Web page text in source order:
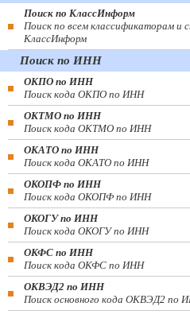
Поиск по КлассИнформ
Поиск по всем классификаторам и
КлассИнформ
Поиск по ИНН
ОКПО по ИНН
Поиск кода ОКПО по ИНН
ОКТМО по ИНН
Поиск кода ОКТМО по ИНН
ОКАТО по ИНН
Поиск кода ОКАТО по ИНН
ОКОПФ по ИНН
Поиск кода ОКОПФ по ИНН
ОКОГУ по ИНН
Поиск кода ОКОГУ по ИНН
ОКФС по ИНН
Поиск кода ОКФС по ИНН
ОКВЭД2 по ИНН
Поиск основного кода ОКВЭД2 по